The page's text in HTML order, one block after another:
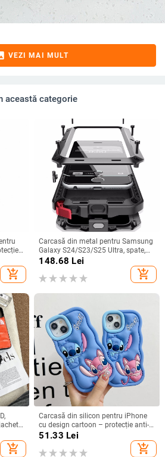
VEZI MAI MULT
această categorie
de
add_shopping_cart
Carcasă din metal pentru Samsung
Galaxy S24/S23/S25 Ultra, spate,
prelucrată, personalizabilă, disipare
căldură, anti-cadere, anti-amprentă
148.68 Lei
add_shopping_cart
add_shopping_cart
Carcasă din silicon pentru iPhone
cu design cartoon – protecție anti-
cădere, finisaj mat, compatibilă cu
(Pro/Max)
51.33 Lei
add_shopping_cart